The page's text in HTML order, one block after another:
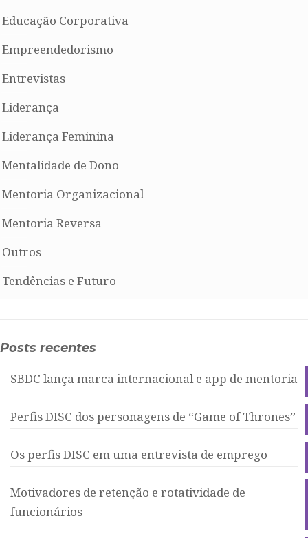
Educação Corporativa
Empreendedorismo
Entrevistas
Liderança
Liderança Feminina
Mentalidade de Dono
Mentoria Organizacional
Mentoria Reversa
Outros
Tendências e Futuro
Posts recentes
SBDC lança marca internacional e app de mentoria
Perfis DISC dos personagens de “Game of Thrones”
Os perfis DISC em uma entrevista de emprego
Motivadores de retenção e rotatividade de
funcionários